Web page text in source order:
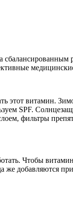
этот витамин.
SPF.
фильтры
Чтобы
добавляются